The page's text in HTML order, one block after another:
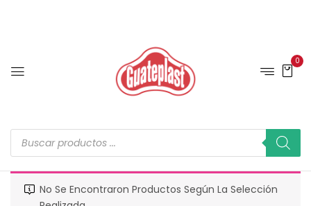
0
No Se Encontraron Productos Según La Selección